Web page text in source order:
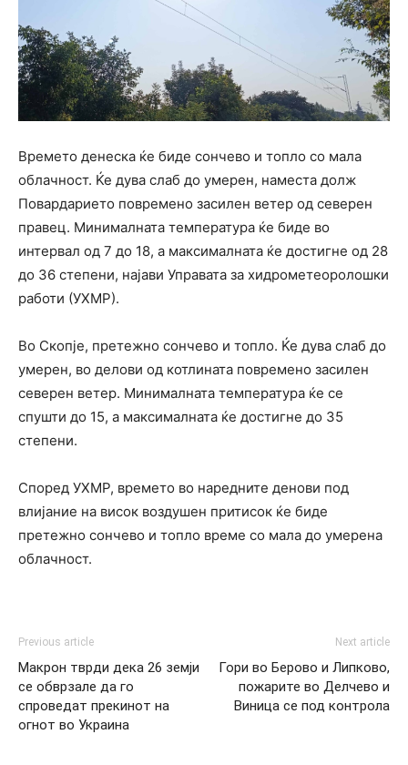
Времето денеска ќе биде сончево и топло со мала
облачност. Ќе дува слаб до умерен, наместа долж
Повардарието повремено засилен ветер од северен
правец. Минималната температура ќе биде во
интервал од 7 до 18, а максималната ќе достигне од 28
до 36 степени, најави Управата за хидрометеоролошки
работи (УХМР).
Во Скопје, претежно сончево и топло. Ќе дува слаб до
умерен, во делови од котлината повремено засилен
северен ветер. Минималната температура ќе се
спушти до 15, а максималната ќе достигне до 35
степени.
Според УХМР, времето во наредните денови под
влијание на висок воздушен притисок ќе биде
претежно сончево и топло време со мала до умерена
облачност.
Previous article
Макрон тврди дека 26 земји
се обврзале да го
спроведат прекинот на
огнот во Украина
Next article
Гори во Берово и Липково,
пожарите во Делчево и
Виница се под контрола